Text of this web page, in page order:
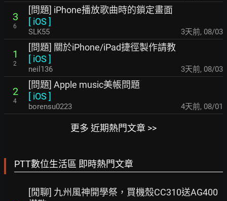
3
6
[問題] iPhone播放歌曲時的鎖定畫面
[ iOS ]
SLK55 3天前, 08/03
1
2
[問題] 關於iPhone/iPad捷徑製作請教
[ iOS ]
neil136 3天前, 08/03
2
4
[問題] Apple music美帳問題
[ iOS ]
borensu0223 4天前, 08/01
更多 近期熱門文章 >>
PTT數位生活區 即時熱門文章
[閒聊] 九州風神開學祭，買機殼CC310送AG400